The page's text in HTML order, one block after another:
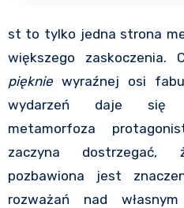
st to tylko jedna strona
większego
piękniewyraźnej osi
wydarzeń daje się
metamorfoza
zaczyna dostrzegać,
pozbawiona jest
rozważań nad